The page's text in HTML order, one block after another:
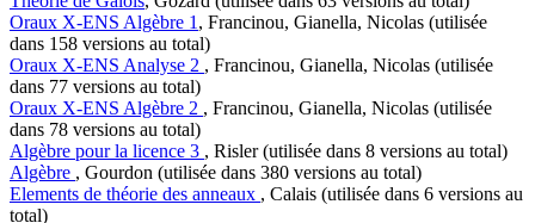
Oraux X-ENS Algèbre 1 , Francinou, Gianella, Nicolas (utilisée
dans 158 versions au total)
Oraux X-ENS Analyse 2 , Francinou, Gianella, Nicolas (utilisée
dans 77 versions au total)
Oraux X-ENS Algèbre 2 , Francinou, Gianella, Nicolas (utilisée
dans 78 versions au total)
Algèbre pour la licence 3 , Risler (utilisée dans 8 versions au total)
Algèbre , Gourdon (utilisée dans 380 versions au total)
Elements de théorie des anneaux , Calais (utilisée dans 6 versions au
total)